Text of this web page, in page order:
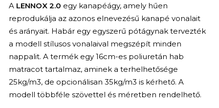
A LENNOX 2.0 egy kanapéágy, amely hűen
reprodukálja az azonos elnevezésű kanapé vonalait
és arányait. Habár egy egyszerű pótágynak tervezték
a modell stílusos vonalaival megszépít minden
nappalit. A termék egy 16cm-es poliuretán hab
matracot tartalmaz, aminek a terhelhetősége
25kg/m3, de opcionálisan 35kg/m3 is kérhető. A
modell többféle szövettel és méretben rendelhető.